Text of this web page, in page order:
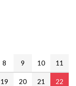
8 9 10 11
19 20 21
22